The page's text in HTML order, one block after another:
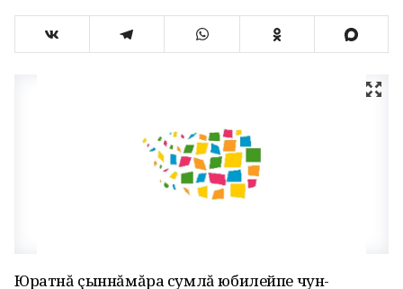
Юратнă çыннăмăра сумлă юбилейпе чун-